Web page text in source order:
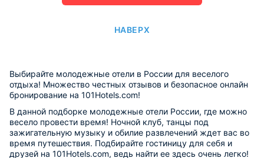
НАВЕРХ
Выбирайте молодежные отели в России для веселого
отдыха! Множество честных отзывов и безопасное онлайн
бронирование на 101Hotels.com!
В данной подборке молодежные отели России, где можно
весело провести время! Ночной клуб, танцы под
зажигательную музыку и обилие развлечений ждет вас во
время путешествия. Подбирайте гостиницу для себя и
друзей на 101Hotels.com, ведь найти ее здесь очень легко!